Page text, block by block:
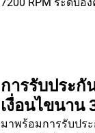
การรับประกั
เงื่อนไขนาน
มาพร้อมการรับปร